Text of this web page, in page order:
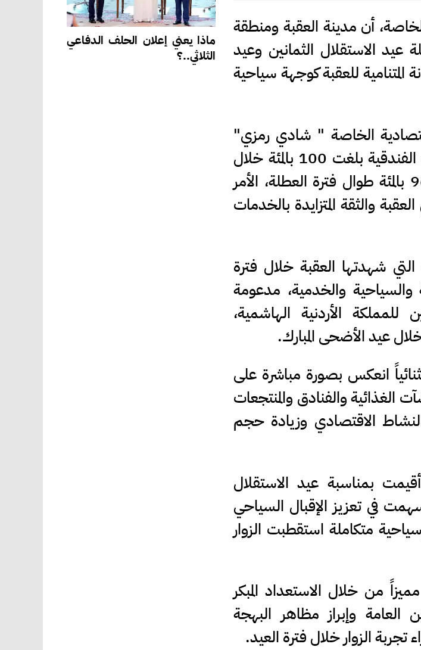
أن مدينة العقبة ومنطقة
عيد الاستقلال الثمانين وعيد
زائراً، ما يعكس المكانة المتنامية للعقبة كوجهة سياحية
الخاصة " شادي رمزي"
المجالي، إن نسب الإشغال الفندقي في مختلف التصنيفات الفندقية بلغت 100 بالمئة خلال
ثاني وثالث أيام العيد، فيما بلغ معدل الإشغال العام 96 بالمئة طوال فترة العطلة، الأمر
والثقة المتزايدة بالخدمات
التي شهدتها العقبة خلال فترة
والخدمية، مدعومة
للمملكة الأردنية الهاشمية،
عيد الأضحى المبارك.
انعكس بصورة مباشرة على
الغذائية والفنادق والمنتجعات
النشاط الاقتصادي وزيادة حجم
أقيمت بمناسبة عيد الاستقلال
في تعزيز الإقبال السياحي
متكاملة استقطبت الزوار
من خلال الاستعداد المبكر
العامة وإبراز مظاهر البهجة
تجربة الزوار خلال فترة العيد.
ماذا يعني إعلان الحلف الدفاعي
الثلاثي..؟